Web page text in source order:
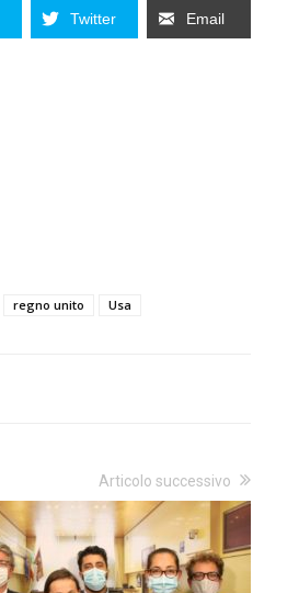
Twitter Email
regno unito Usa
Articolo successivo